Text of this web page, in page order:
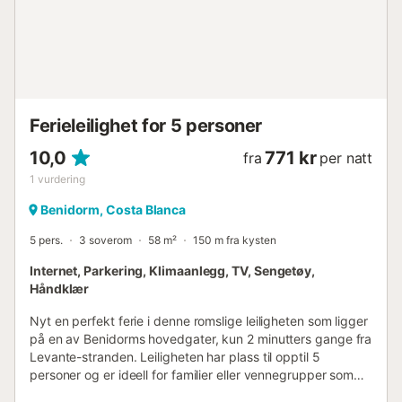
Ferieleilighet for 5 personer
10,0
1 vurdering
fra 771 kr per natt
Benidorm, Costa Blanca
5 pers. 3 soverom 58 m² 150 m fra kysten
Internet, Parkering, Klimaanlegg, TV, Sengetøy,
Håndklær
Nyt en perfekt ferie i denne romslige leiligheten som ligger
på en av Benidorms hovedgater, kun 2 minutters gange fra
Levante-stranden. Leiligheten har plass til opptil 5
personer og er ideell for familier eller vennegrupper som